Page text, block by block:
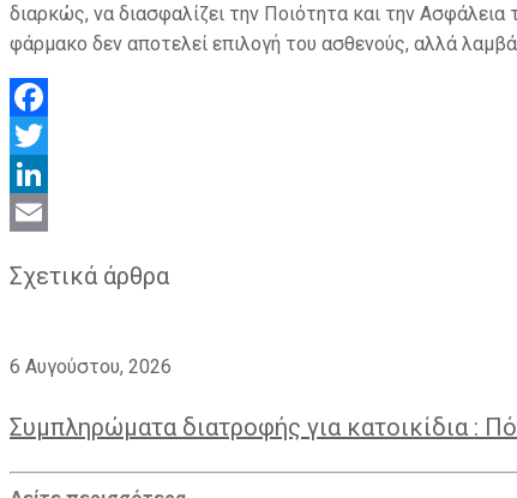
διαρκώς, να διασφαλίζει την Ποιότητα και την
φάρμακο δεν αποτελεί επιλογή του ασθενούς, αλλά
Facebook
Twitter
LinkedIn
Σχετικά άρθρα
6 Αυγούστου, 2026
Συμπληρώματα διατροφής για κατοικίδια :